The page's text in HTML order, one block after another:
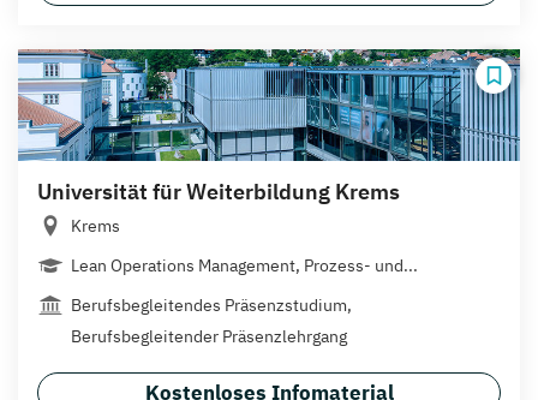
Universität für Weiterbildung Krems
Krems
Lean Operations Management, Prozess- und...
Berufsbegleitendes Präsenzstudium,
Berufsbegleitender Präsenzlehrgang
Kostenloses Infomaterial